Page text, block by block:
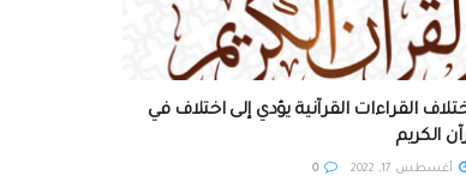
القراءات القرآنية يؤدي إلى اختلاف في
الكريم
أغسطس 17, 2022 0